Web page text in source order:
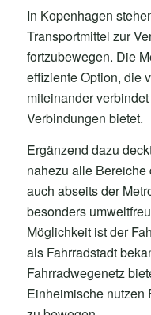
In Kopenhagen
Transportmittel zur
fortzubewegen. Die
effiziente Option, die
miteinander
Verbindungen bietet.
Ergänzend dazu
nahezu alle Bereiche
auch abseits der
besonders
Möglichkeit ist der
als Fahrradstadt
Fahrradwegenetz
Einheimische nutzen